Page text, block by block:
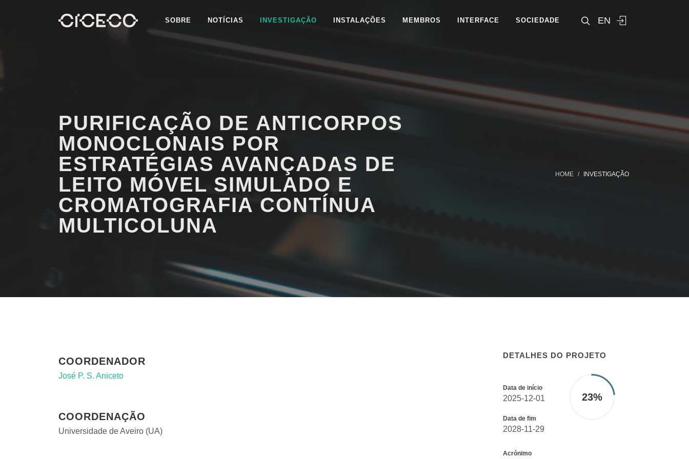
EN
SOBRE NOTÍCIAS INVESTIGAÇÃO INSTALAÇÕES MEMBROS INTERFACE SOCIEDADE
PURIFICAÇÃO DE ANTICORPOS
MONOCLONAIS POR
ESTRATÉGIAS AVANÇADAS DE
LEITO MÓVEL SIMULADO E
CROMATOGRAFIA CONTÍNUA
MULTICOLUNA
HOME INVESTIGAÇÃO
DETALHES DO PROJETO
Data de início
2025-12-01
Data de fim
2028-11-29
23%
Acrónimo
COORDENADOR
José P. S. Aniceto
COORDENAÇÃO
Universidade de Aveiro (UA)